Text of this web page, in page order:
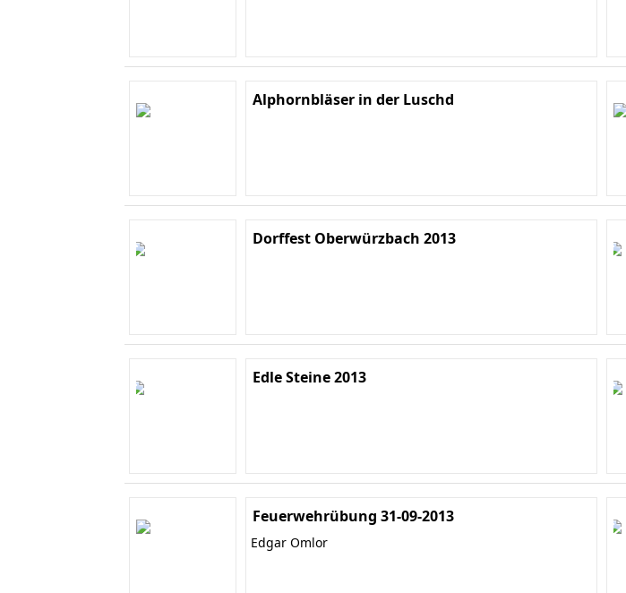
Alphornbläser in der Luschd
Dorffest Oberwürzbach 2013
Edle Steine 2013
Feuerwehrübung 31-09-2013
Edgar Omlor